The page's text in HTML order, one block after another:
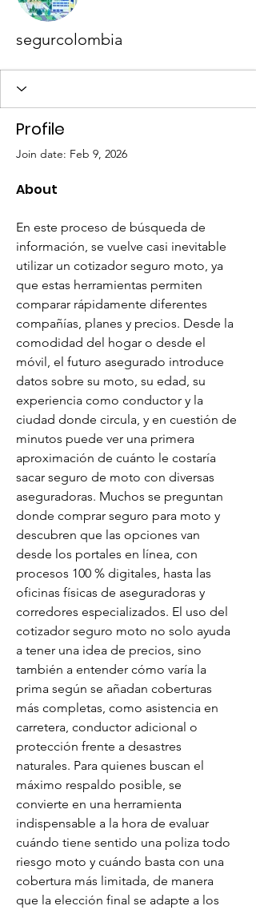
segurcolombia
Profile
Join date: Feb 9, 2026
About
En este proceso de búsqueda de
información, se vuelve casi inevitable
utilizar un cotizador seguro moto, ya
que estas herramientas permiten
comparar rápidamente diferentes
compañías, planes y precios. Desde la
comodidad del hogar o desde el
móvil, el futuro asegurado introduce
datos sobre su moto, su edad, su
experiencia como conductor y la
ciudad donde circula, y en cuestión de
minutos puede ver una primera
aproximación de cuánto le costaría
sacar seguro de moto con diversas
aseguradoras. Muchos se preguntan
donde comprar seguro para moto y
descubren que las opciones van
desde los portales en línea, con
procesos 100 % digitales, hasta las
oficinas físicas de aseguradoras y
corredores especializados. El uso del
cotizador seguro moto no solo ayuda
a tener una idea de precios, sino
también a entender cómo varía la
prima según se añadan coberturas
más completas, como asistencia en
carretera, conductor adicional o
protección frente a desastres
naturales. Para quienes buscan el
máximo respaldo posible, se
convierte en una herramienta
indispensable a la hora de evaluar
cuándo tiene sentido una poliza todo
riesgo moto y cuándo basta con una
cobertura más limitada, de manera
que la elección final se adapte a los